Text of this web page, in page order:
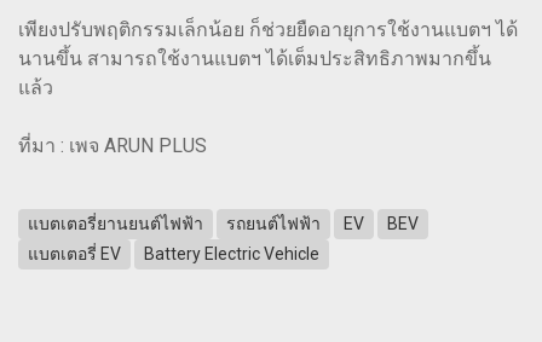
เพียงปรับพฤติกรรมเล็กน้อย ก็ช่วยยืดอายุการใช้งานแบตฯ ได้
นานขึ้น สามารถใช้งานแบตฯ ได้เต็มประสิทธิภาพมากขึ้น
แล้ว
ที่มา : เพจ ARUN PLUS
แบตเตอรี่ยานยนต์ไฟฟ้า รถยนต์ไฟฟ้า EV
BEV
แบตเตอรี่ EV
Battery Electric Vehicle